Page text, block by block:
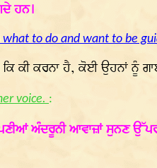
ਹਨ।
to do and want to be
ਕੀ ਕਰਨਾ ਹੈ, ਕੋਈ ਉਹਨਾਂ ਨੂੰ
voice. :
ਅੰਦਰੂਨੀ ਆਵਾਜ਼ਾਂ ਸੁਨਣ